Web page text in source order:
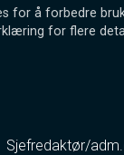
for å forbedre
for flere
Sjefredaktør/